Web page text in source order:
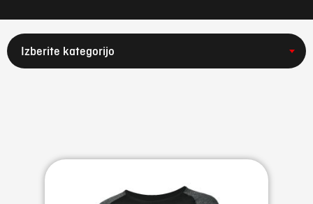
Izberite kategorijo